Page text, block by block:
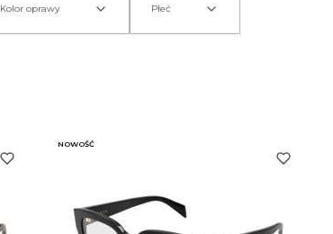
Kolor oprawy Płeć
NOWOŚĆ